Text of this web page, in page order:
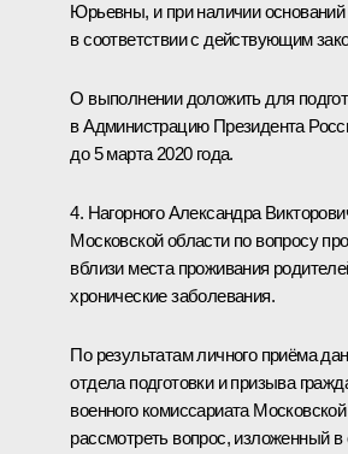
Юрьевны, и при наличии
в соответствии с действующим
О выполнении доложить для
в Администрацию Президента
до 5 марта 2020 года.
4. Нагорного Александра
Московской области по вопросу
вблизи места проживания
хронические заболевания.
По результатам личного приёма
отдела подготовки и призыва
военного комиссариата
рассмотреть вопрос, изложенный